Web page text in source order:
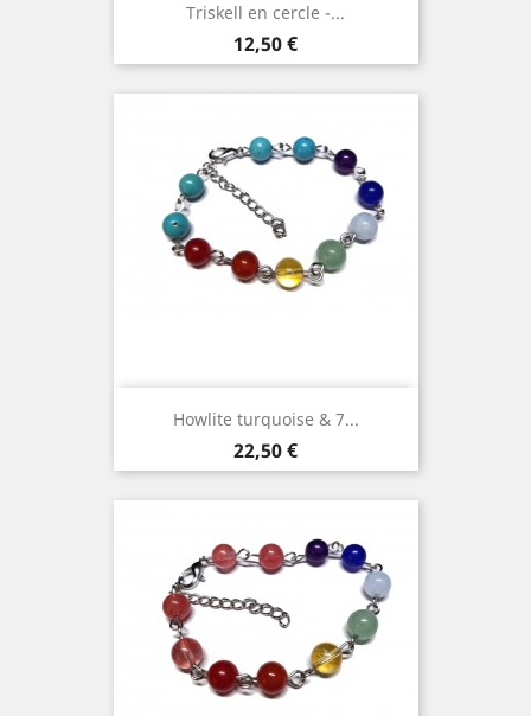
Triskell en cercle -...
Prix
12,50 €
Howlite turquoise & 7...
Prix
22,50 €